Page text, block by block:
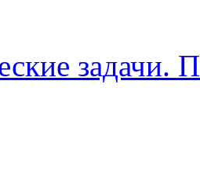
задачи.